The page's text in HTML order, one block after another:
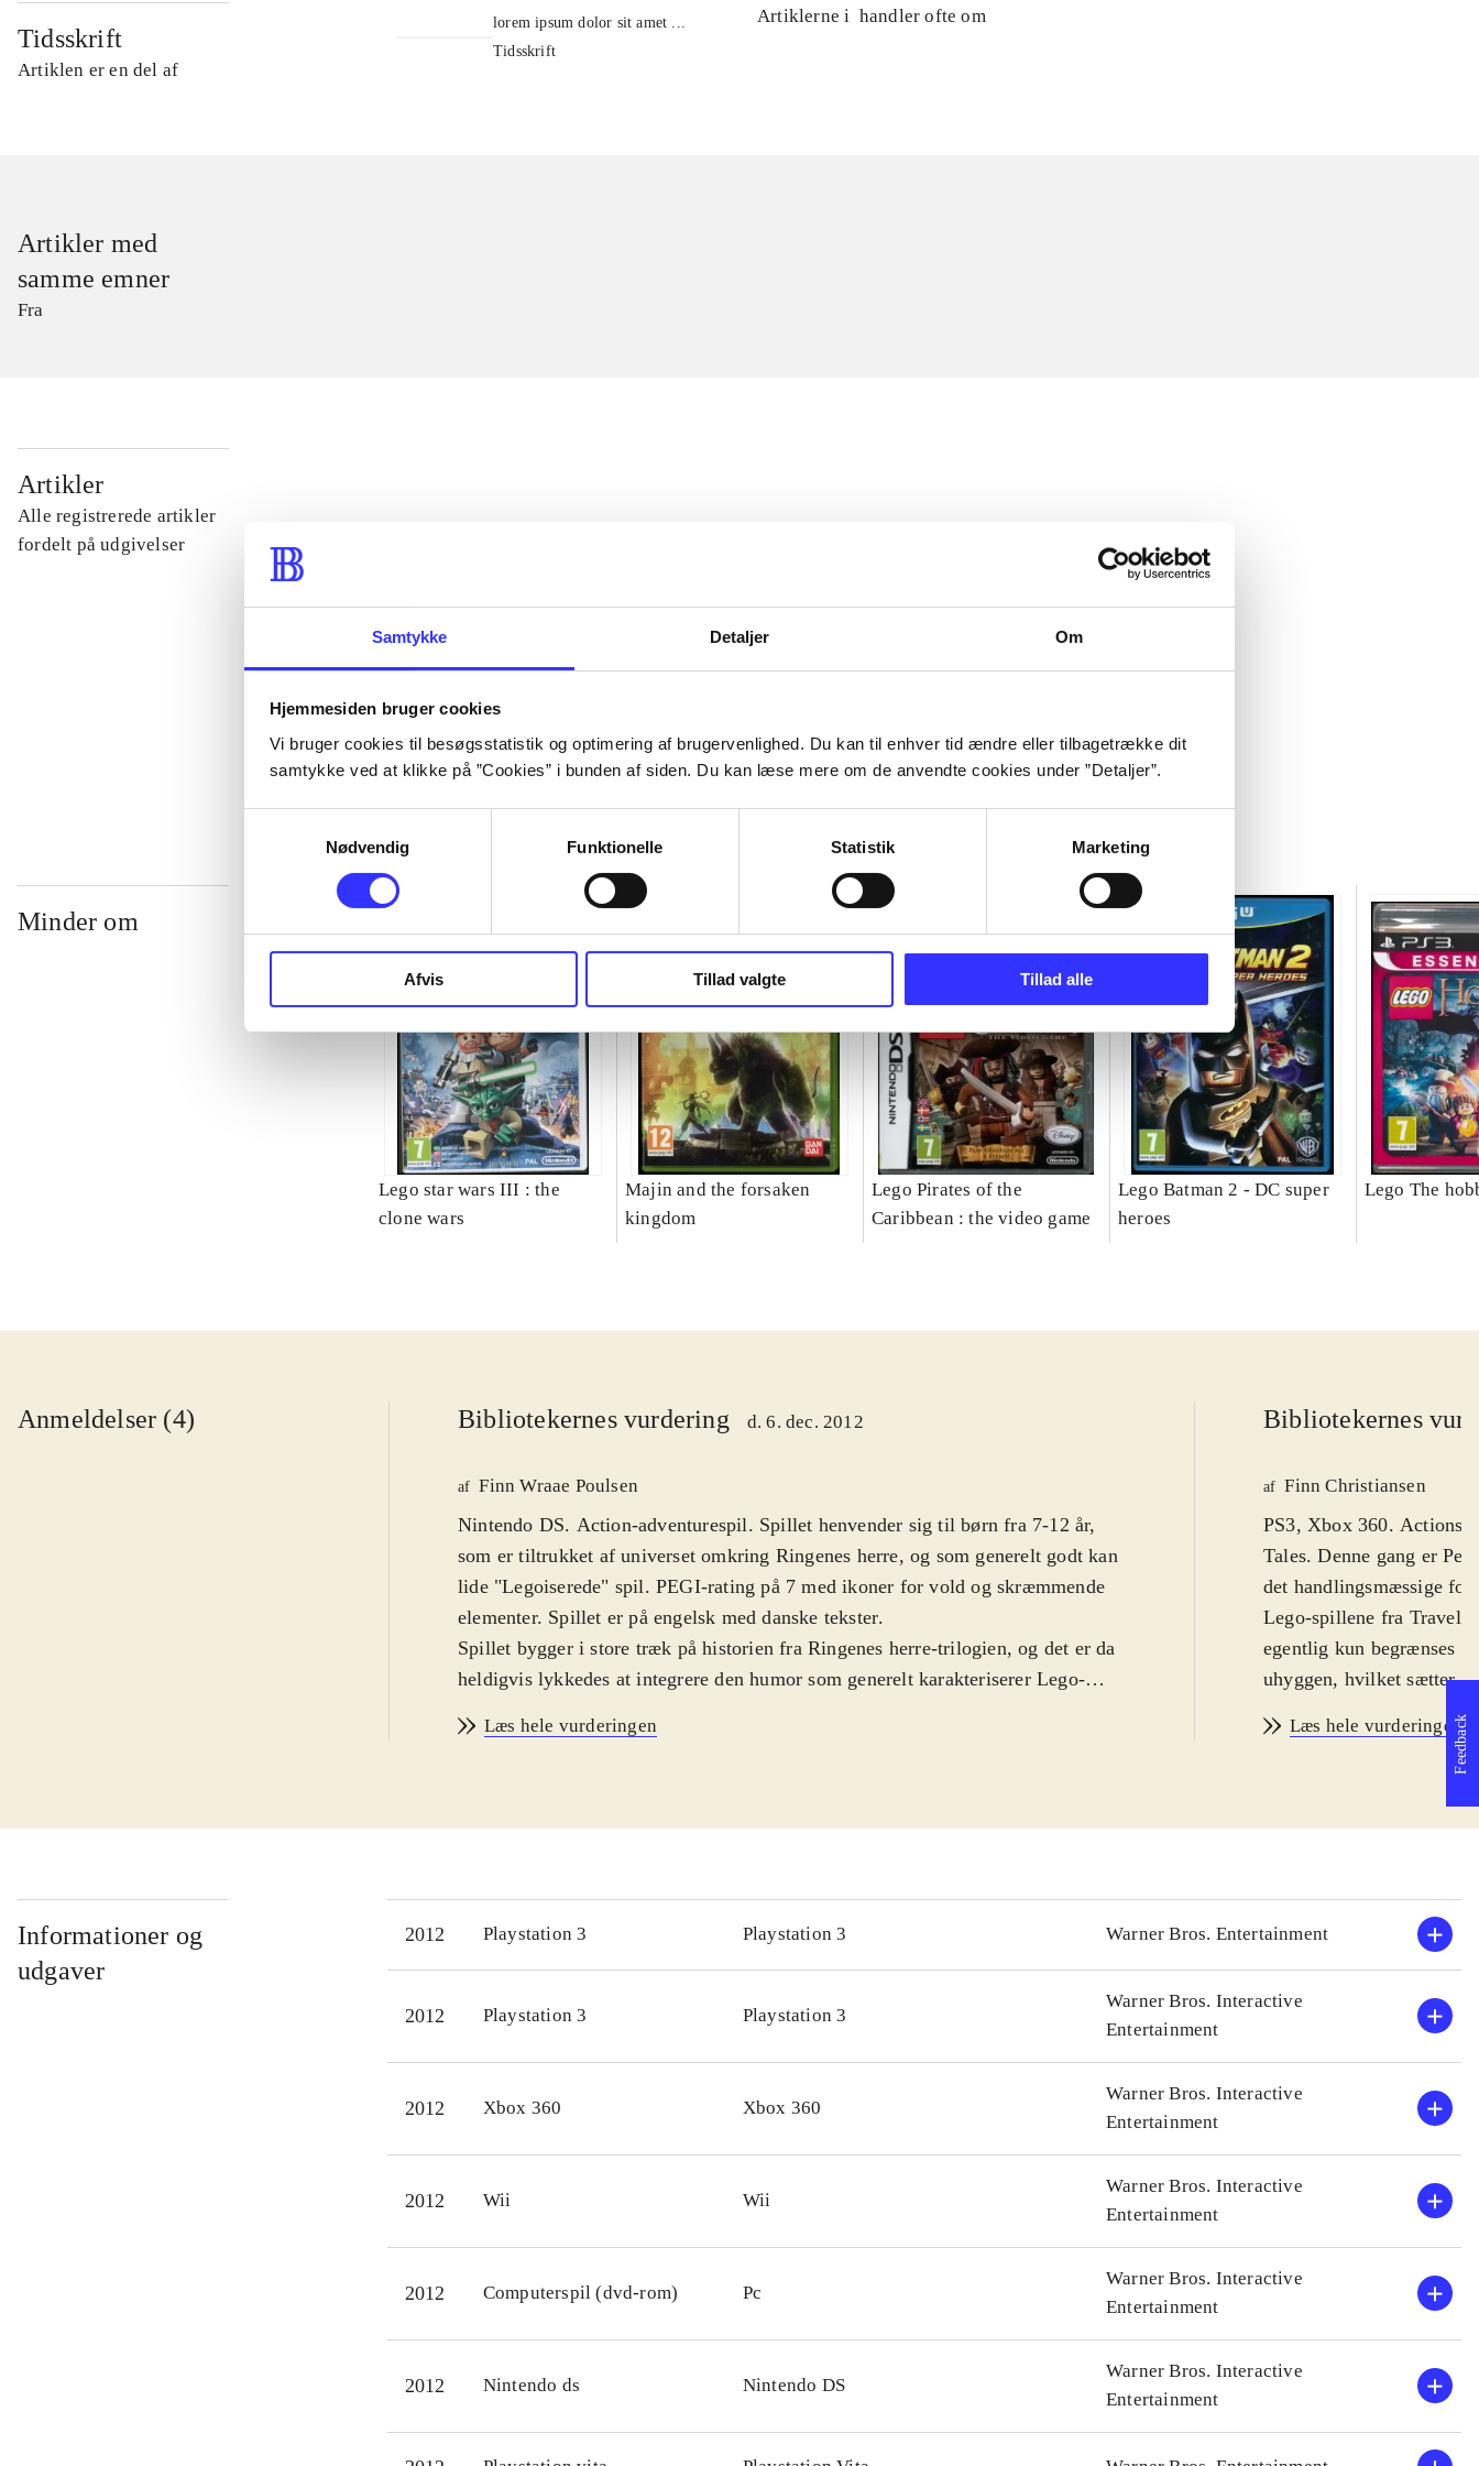
Samtykke Detaljer Om
Hjemmesiden bruger cookies
Vi bruger cookies til besøgsstatistik og optimering af brugervenlighed. Du kan til enhver tid ændre eller tilbagetrække dit
samtykke ved at klikke på ”Cookies” i bunden af siden. Du kan læse mere om de anvendte cookies under ”Detaljer”.
Nødvendig
Funktionelle Statistik Marketing
Afvis Tillad valgte Tillad alle
Tidsskrift
Artiklen er en del af
lorem ipsum dolor sit amet ...
Tidsskrift
Artiklerne i handler ofte om
Artikler med
samme emner
Fra
Artikler
Alle registrerede artikler
fordelt på udgivelser
...
...
Minder om
Lego star wars III : the
clone wars
Majin and the forsaken
kingdom
Lego Pirates of the
Caribbean : the video game
Lego Batman 2 - DC super
heroes
Lego The
Anmeldelser (4) Bibliotekernes vurdering d. 6. dec. 2012
af Finn Wraae Poulsen
Nintendo DS. Action-adventurespil. Spillet henvender sig til børn fra 7-12 år,
som er tiltrukket af universet omkring Ringenes herre, og som generelt godt kan
lide "Legoiserede" spil. PEGI-rating på 7 med ikoner for vold og skræmmende
elementer. Spillet er på engelsk med danske tekster.
Spillet bygger i store træk på historien fra Ringenes herre-trilogien, og det er da
heldigvis lykkedes at integrere den humor som generelt karakteriserer Lego-
som rummer mange spændende dueller med mørkets skabninger. Man får
ligesom der også er adgang til at spille et utal af talende karakterer fra universet.
filmene. Under spillet skal der indsamles Lego-sten som kan bruges til fx at
købe magiske genstande. Gameplay er relativt hurtigt indlært, men byder
og Lego Pirates of the Caribbean
mange timers god underholdning til en bred målgruppe, og er efter min mening
Læs hele vurderingen
Bibliotekernes
af Finn Christiansen
PS3, Xbox 360.
Tales. Denne gang er
det handlingsmæssige
Lego-spillene fra
egentlig kun begrænses
uhyggen, hvilket sætter
fra filmene er på
PEGI: 7 samt ikoner for
Spillet følger filmenes
hvor ringen skal
for action, puzzles og
man mithril-klodser og
er der over 80 figurer
man gennemføre spillet
Alle de forrige Lego-spil
I mine øjne er dette det
Læs hele vurderingen
Informationer og
udgaver
2012 Playstation 3 Playstation 3 Warner Bros. Entertainment
2012 Playstation 3 Playstation 3
Warner Bros. Interactive
Entertainment
2012 Xbox 360 Xbox 360
Warner Bros. Interactive
Entertainment
2012 Wii Wii
Warner Bros. Interactive
Entertainment
2012 Computerspil (dvd-rom) Pc
Warner Bros. Interactive
Entertainment
2012 Nintendo ds Nintendo DS
Warner Bros. Interactive
Entertainment
Feedback